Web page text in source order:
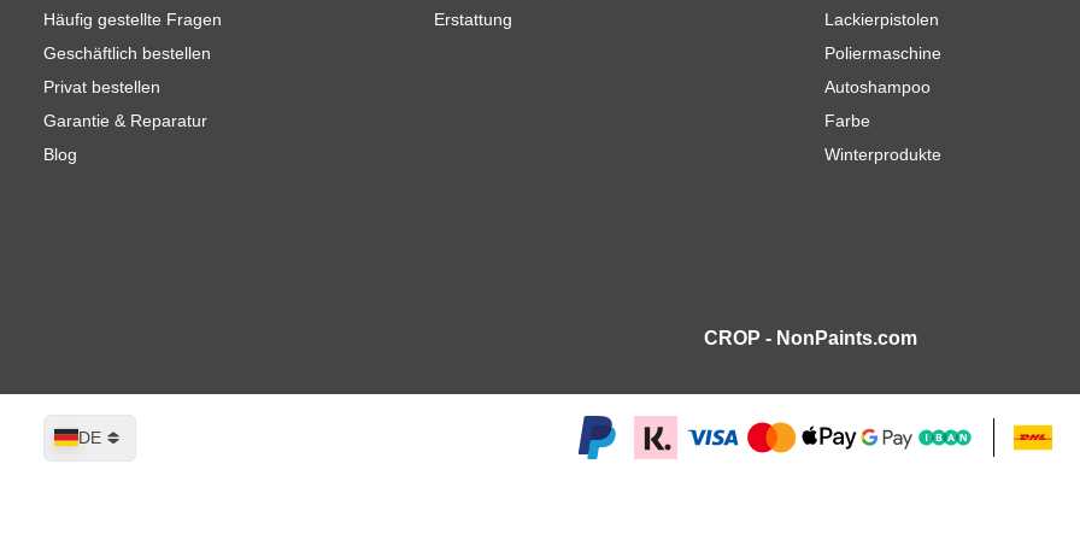
Häufig gestellte Fragen
Geschäftlich bestellen
Privat bestellen
Garantie & Reparatur
Blog
Erstattung
Lackierpistolen
Poliermaschine
Autoshampoo
Farbe
Winterprodukte
CROP - NonPaints.com
Sprache
DE